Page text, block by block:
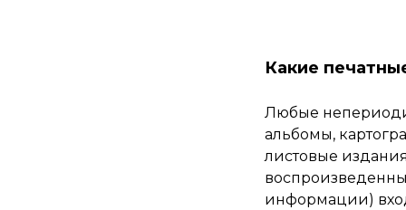
Какие
Любые
альбомы,
листовые
информации)